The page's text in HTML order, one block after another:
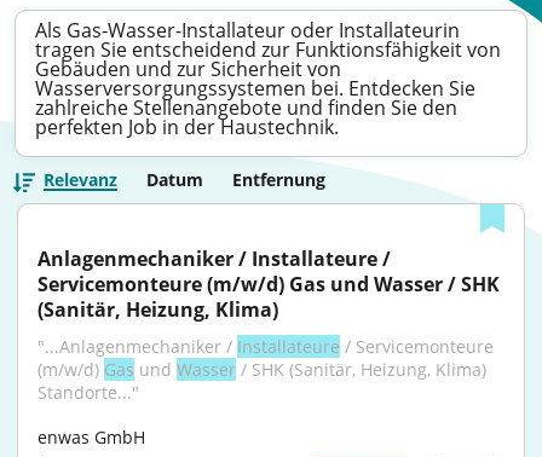
Als Gas-Wasser-Installateur oder Installateurin
tragen Sie entscheidend zur Funktionsfähigkeit von
Gebäuden und zur Sicherheit von
Wasserversorgungssystemen bei. Entdecken Sie
zahlreiche Stellenangebote und finden Sie den
perfekten Job in der Haustechnik.
Relevanz Datum Entfernung
Anlagenmechaniker / Installateure /
Servicemonteure (m/w/d) Gas und Wasser / SHK
(Sanitär, Heizung, Klima)
"...Anlagenmechaniker / Installateure / Servicemonteure
(m/w/d) Gas und Wasser / SHK (Sanitär, Heizung, Klima)
Standorte..."
enwas GmbH